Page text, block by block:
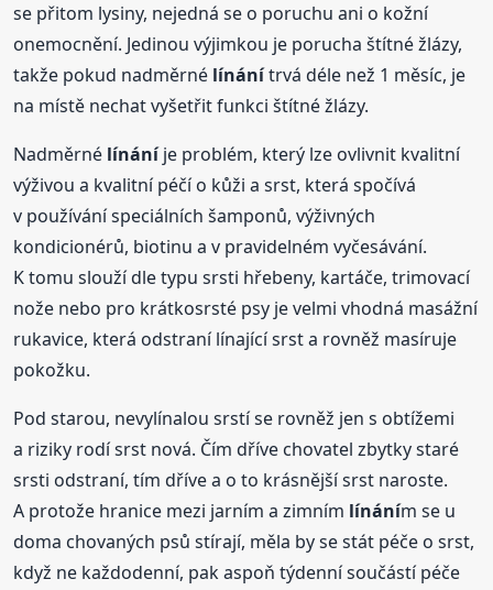
se přitom lysiny, nejedná se o poruchu ani o kožní
onemocnění. Jedinou výjimkou je porucha štítné žlázy,
takže pokud nadměrné línánítrvá déle než 1 měsíc, je
na místě nechat vyšetřit funkci štítné žlázy.
Nadměrné línáníje problém, který lze ovlivnit kvalitní
výživou a kvalitní péčí o kůži a srst, která spočívá
v používání speciálních šamponů, výživných
kondicionérů, biotinu a v pravidelném vyčesávání.
K tomu slouží dle typu srsti hřebeny, kartáče, trimovací
nože nebo pro krátkosrsté psy je velmi vhodná masážní
rukavice, která odstraní línající srst a rovněž masíruje
pokožku.
Pod starou, nevylínalou srstí se rovněž jen s obtížemi
a riziky rodí srst nová. Čím dříve chovatel zbytky staré
srsti odstraní, tím dříve a o to krásnější srst naroste.
A protože hranice mezi jarním a zimním línáním se u
doma chovaných psů stírají, měla by se stát péče o srst,
když ne každodenní, pak aspoň týdenní součástí péče